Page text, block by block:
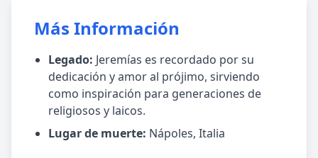
Más Información
Legado: Jeremías es recordado por su
dedicación y amor al prójimo, sirviendo
como inspiración para generaciones de
religiosos y laicos.
Lugar de muerte: Nápoles, Italia